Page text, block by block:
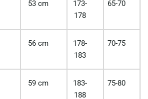
53 cm
173-
178
65-70
56 cm
178-
183
70-75
59 cm
183-
188
75-80